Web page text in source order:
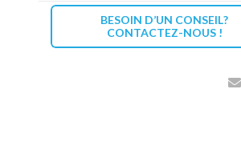
BESOIN D’UN CONSEIL?
CONTACTEZ-NOUS !